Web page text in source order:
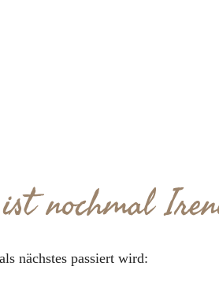
nochmal
nächstes passiert wird: